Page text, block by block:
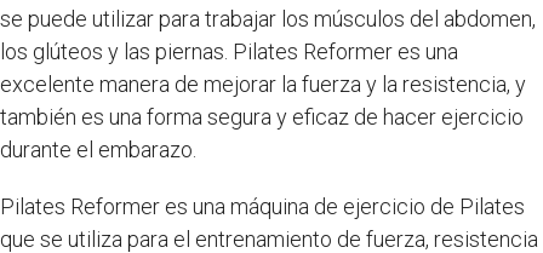
se puede utilizar para trabajar los músculos del abdomen,
los glúteos y las piernas. Pilates Reformer es una
excelente manera de mejorar la fuerza y la resistencia, y
también es una forma segura y eficaz de hacer ejercicio
durante el embarazo.
Pilates Reformer es una máquina de ejercicio de Pilates
que se utiliza para el entrenamiento de fuerza, resistencia